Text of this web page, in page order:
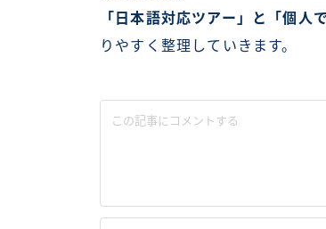
「日本語対応ツアー」と「個人
りやすく整理していきます。